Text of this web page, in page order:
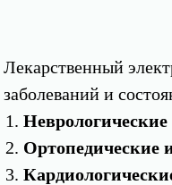
Лекарственный
заболеваний и
Неврологические
Ортопедические